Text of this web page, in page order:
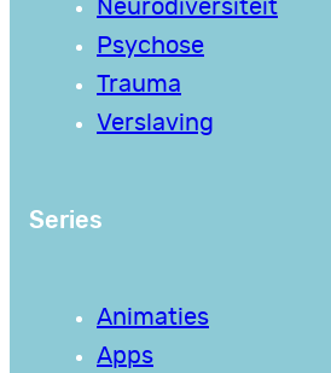
Neurodiversiteit
Psychose
Trauma
Verslaving
Series
Animaties
Apps